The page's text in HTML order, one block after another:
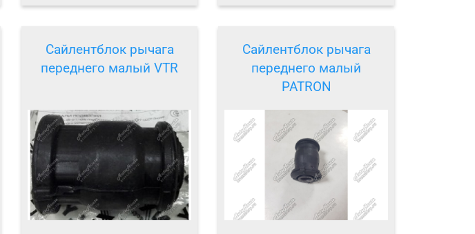
Сайлентблок рычага
переднего малый VTR
Сайлентблок рычага
переднего малый
PATRON